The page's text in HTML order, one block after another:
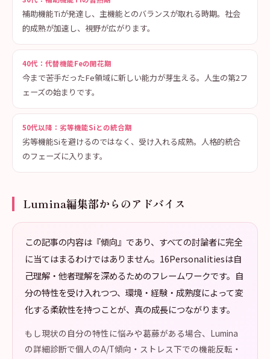
補助機能Tiが発達し、主機能とのバランスが取れる時期。社会
的成熟が加速し、視野が広がります。
40代：代替機能Feの開花期
今まで苦手だったFe領域に新しい能力が芽生える。人生の第2フ
ェーズの始まりです。
50代以降：劣等機能Siとの統合期
劣等機能Siを避けるのではなく、受け入れる成熟。人格的統合
のフェーズに入ります。
Lumina編集部からのアドバイス
この記事の内容は『傾向』であり、すべての討論者に完全
に当てはまるわけではありません。16Personalitiesは自
己理解・他者理解を深めるためのフレームワークです。自
分の特性を受け入れつつ、環境・経験・成熟度によって変
化する柔軟性を持つことが、真の成長につながります。
もし現状の自分の特性に悩みや葛藤がある場合、Lumina
の詳細診断で個人のA/T傾向・ストレス下での機能反転・